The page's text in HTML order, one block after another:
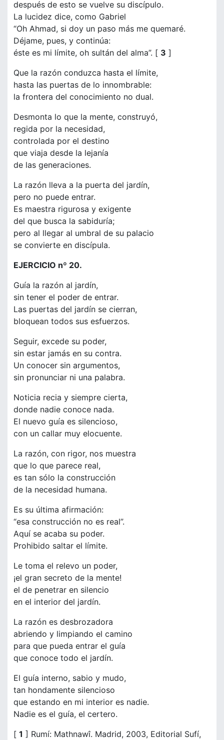
después de esto se vuelve su discípulo.
La lucidez dice, como Gabriel
“Oh Ahmad, si doy un paso más me quemaré.
Déjame, pues, y continúa:
éste es mi límite, oh sultán del alma”. [ 3 ]
Que la razón conduzca hasta el límite,
hasta las puertas de lo innombrable:
la frontera del conocimiento no dual.
Desmonta lo que la mente, construyó,
regida por la necesidad,
controlada por el destino
que viaja desde la lejanía
de las generaciones.
La razón lleva a la puerta del jardín,
pero no puede entrar.
Es maestra rigurosa y exigente
del que busca la sabiduría;
pero al llegar al umbral de su palacio
se convierte en discípula.
EJERCICIO nº 20.
Guía la razón al jardín,
sin tener el poder de entrar.
Las puertas del jardín se cierran,
bloquean todos sus esfuerzos.
Seguir, excede su poder,
sin estar jamás en su contra.
Un conocer sin argumentos,
sin pronunciar ni una palabra.
Noticia recia y siempre cierta,
donde nadie conoce nada.
El nuevo guía es silencioso,
con un callar muy elocuente.
La razón, con rigor, nos muestra
que lo que parece real,
es tan sólo la construcción
de la necesidad humana.
Es su última afirmación:
“esa construcción no es real”.
Aquí se acaba su poder.
Prohibido saltar el límite.
Le toma el relevo un poder,
¡el gran secreto de la mente!
el de penetrar en silencio
en el interior del jardín.
La razón es desbrozadora
abriendo y limpiando el camino
para que pueda entrar el guía
que conoce todo el jardín.
El guía interno, sabio y mudo,
tan hondamente silencioso
que estando en mi interior es nadie.
Nadie es el guía, el certero.
[ 1 ] Rumí: Mathnawî. Madrid, 2003, Editorial Sufí,